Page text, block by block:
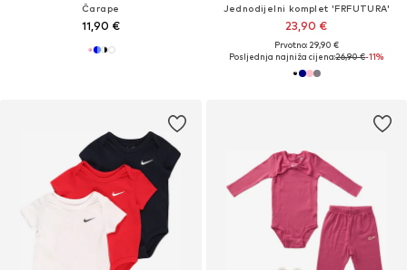
Čarape
11,90 €
Jednodijelni komplet 'FRFUTURA'
23,90 €
Prvotno: 29,90 €
Posljednja najniža cijena:26,90 €-11%